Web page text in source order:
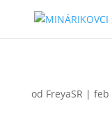
od FreyaSR | feb